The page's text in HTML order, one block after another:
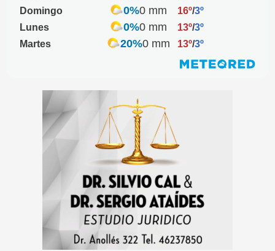
Domingo
0%0 mm 16º/3º
Lunes
0%0 mm 13º/3º
Martes
20%0 mm 13º/3º